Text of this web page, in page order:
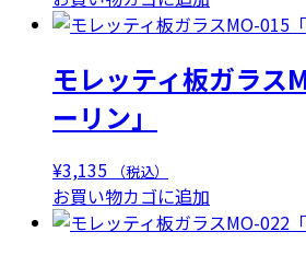
モレッティ板ガラス
ーリン」
¥3,135 （税込）
お買い物カゴに追加